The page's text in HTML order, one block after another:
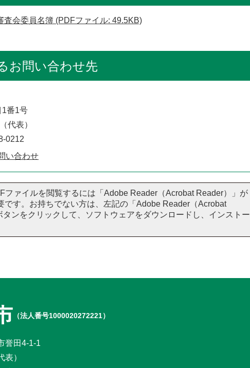
査会委員名簿 (PDFファイル: 49.5KB)
お問い合わせ先
1番1号
代表）
0212
い合わせ
ファイルを閲覧するには「Adobe Reader（Acrobat Reader）」が
です。お持ちでない方は、左記の「Adobe Reader（Acrobat
ンをクリックして、ソフトウェアをダウンロードし、インストー
（法人番号1000020272221）
誉田4-1-1
表）